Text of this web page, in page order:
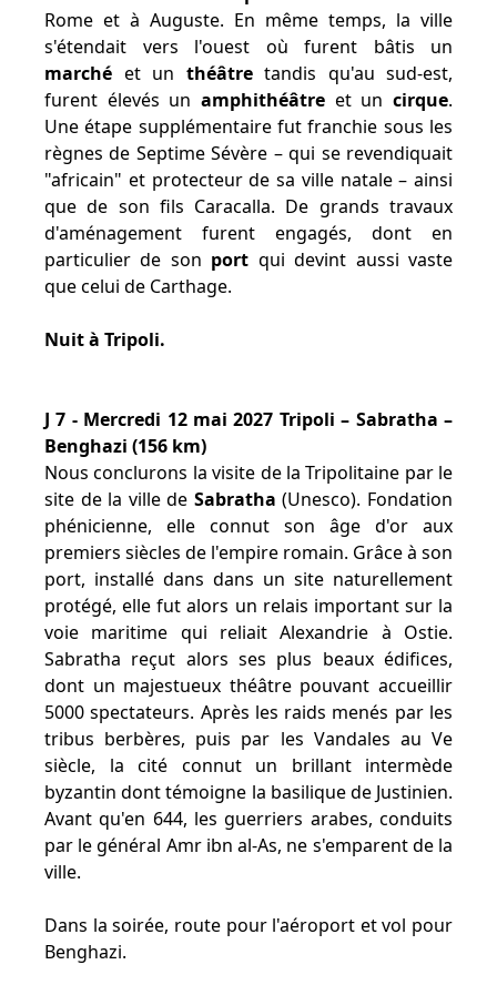
Rome et à Auguste. En même temps, la ville
s'étendait vers l'ouest où furent bâtis un
marché et un théâtretandis qu'au sud-est,
furent élevés un amphithéâtre et un cirque.
Une étape supplémentaire fut franchie sous les
règnes de Septime Sévère – qui se revendiquait
"africain" et protecteur de sa ville natale – ainsi
que de son fils Caracalla. De grands travaux
d'aménagement furent engagés, dont en
particulier de son port qui devint aussi vaste
que celui de Carthage.
Nuit à Tripoli.
J 7 - Mercredi 12 mai 2027 Tripoli – Sabratha –
Benghazi (156 km)
Nous conclurons la visite de la Tripolitaine par le
site de la ville de Sabratha (Unesco). Fondation
phénicienne, elle connut son âge d'or aux
premiers siècles de l'empire romain. Grâce à son
port, installé dans dans un site naturellement
protégé, elle fut alors un relais important sur la
voie maritime qui reliait Alexandrie à Ostie.
Sabratha reçut alors ses plus beaux édifices,
dont un majestueux théâtre pouvant accueillir
5000 spectateurs. Après les raids menés par les
tribus berbères, puis par les Vandales au Ve
siècle, la cité connut un brillant intermède
byzantin dont témoigne la basilique de Justinien.
Avant qu'en 644, les guerriers arabes, conduits
par le général Amr ibn al-As, ne s'emparent de la
ville.
Dans la soirée, route pour l'aéroport et vol pour
Benghazi.